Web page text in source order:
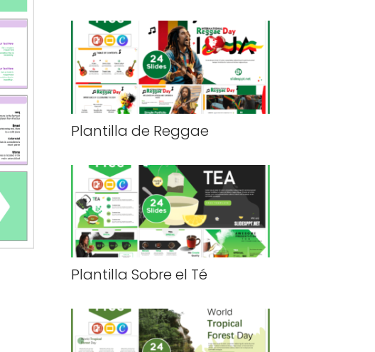
Plantilla de Reggae
Plantilla Sobre el Té